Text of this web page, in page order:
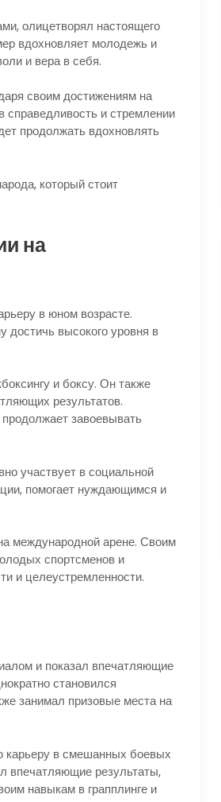
олицетворял настоящего
вдохновляет молодежь и
и вера в себя.
своим достижениям на
справедливость и стремлении
продолжать вдохновлять
который стоит
на
в юном возрасте.
достичь высокого уровня в
и боксу. Он также
результатов.
завоевывать
участвует в социальной
помогает нуждающимся и
международной арене. Своим
спортсменов и
и целеустремленности.
и показал впечатляющие
становился
занимал призовые места на
в смешанных боевых
впечатляющие результаты,
навыкам в грапплинге и